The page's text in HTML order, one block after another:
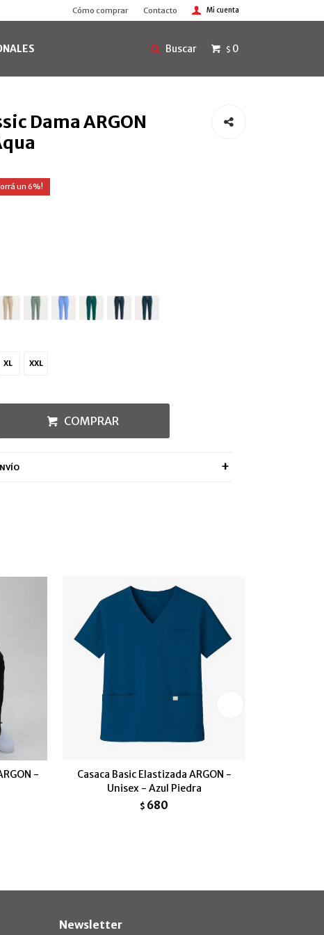
$ 0
Cómo comprar Contacto
Dama ARGON
6
XL XXL
COMPRAR
-
Casaca Basic Elastizada ARGON -
Unisex - Azul Piedra
$ 680
Newsletter